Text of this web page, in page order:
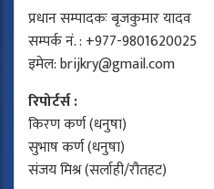
प्रधान सम्पादकः बृजकुमार यादव
सम्पर्क नं. : +977-9801620025
इमेल:brijkry@gmail.com
रिपोर्टर्स :
किरण कर्ण (धनुषा)
सुभाष कर्ण (धनुषा)
संजय मिश्र (सर्लाही/रौतहट)